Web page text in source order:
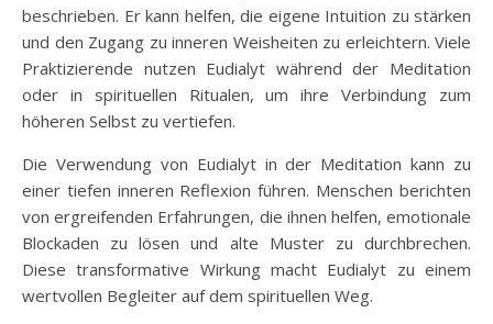
beschrieben. Er kann helfen, die eigene Intuition zu stärken
und den Zugang zu inneren Weisheiten zu erleichtern. Viele
Praktizierende nutzen Eudialyt während der Meditation
oder in spirituellen Ritualen, um ihre Verbindung zum
höheren Selbst zu vertiefen.
Die Verwendung von Eudialyt in der Meditation kann zu
einer tiefen inneren Reflexion führen. Menschen berichten
von ergreifenden Erfahrungen, die ihnen helfen, emotionale
Blockaden zu lösen und alte Muster zu durchbrechen.
Diese transformative Wirkung macht Eudialyt zu einem
wertvollen Begleiter auf dem spirituellen Weg.